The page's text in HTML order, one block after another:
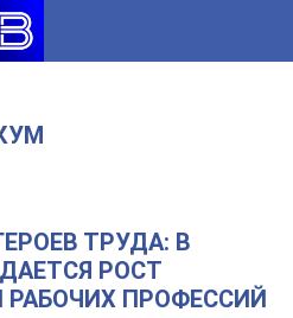
ТРУДА: В
РОСТ
ПРОФЕССИЙ